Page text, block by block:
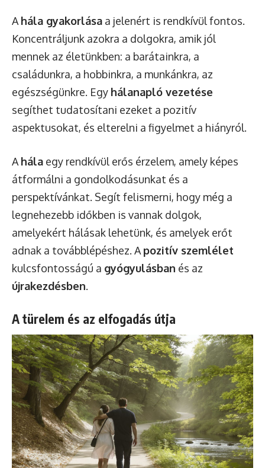
A hála gyakorlása a jelenért is rendkívül fontos.
Koncentráljunk azokra a dolgokra, amik jól
mennek az életünkben: a barátainkra, a
családunkra, a hobbinkra, a munkánkra, az
egészségünkre. Egy hálanapló vezetése
segíthet tudatosítani ezeket a pozitív
aspektusokat, és elterelni a figyelmet a hiányról.
A hála egy rendkívül erős érzelem, amely képes
átformálni a gondolkodásunkat és a
perspektívánkat. Segít felismerni, hogy még a
legnehezebb időkben is vannak dolgok,
amelyekért hálásak lehetünk, és amelyek erőt
adnak a továbblépéshez. A pozitív szemlélet
kulcsfontosságú a gyógyulásban és az
újrakezdésben.
A türelem és az elfogadás útja